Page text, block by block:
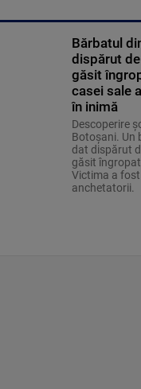
Bărbatul
dispărut
găsit
casei sale
în inimă
Descoperire
Botoșani. Un
dat dispărut
găsit
Victima a
anchetatorii.